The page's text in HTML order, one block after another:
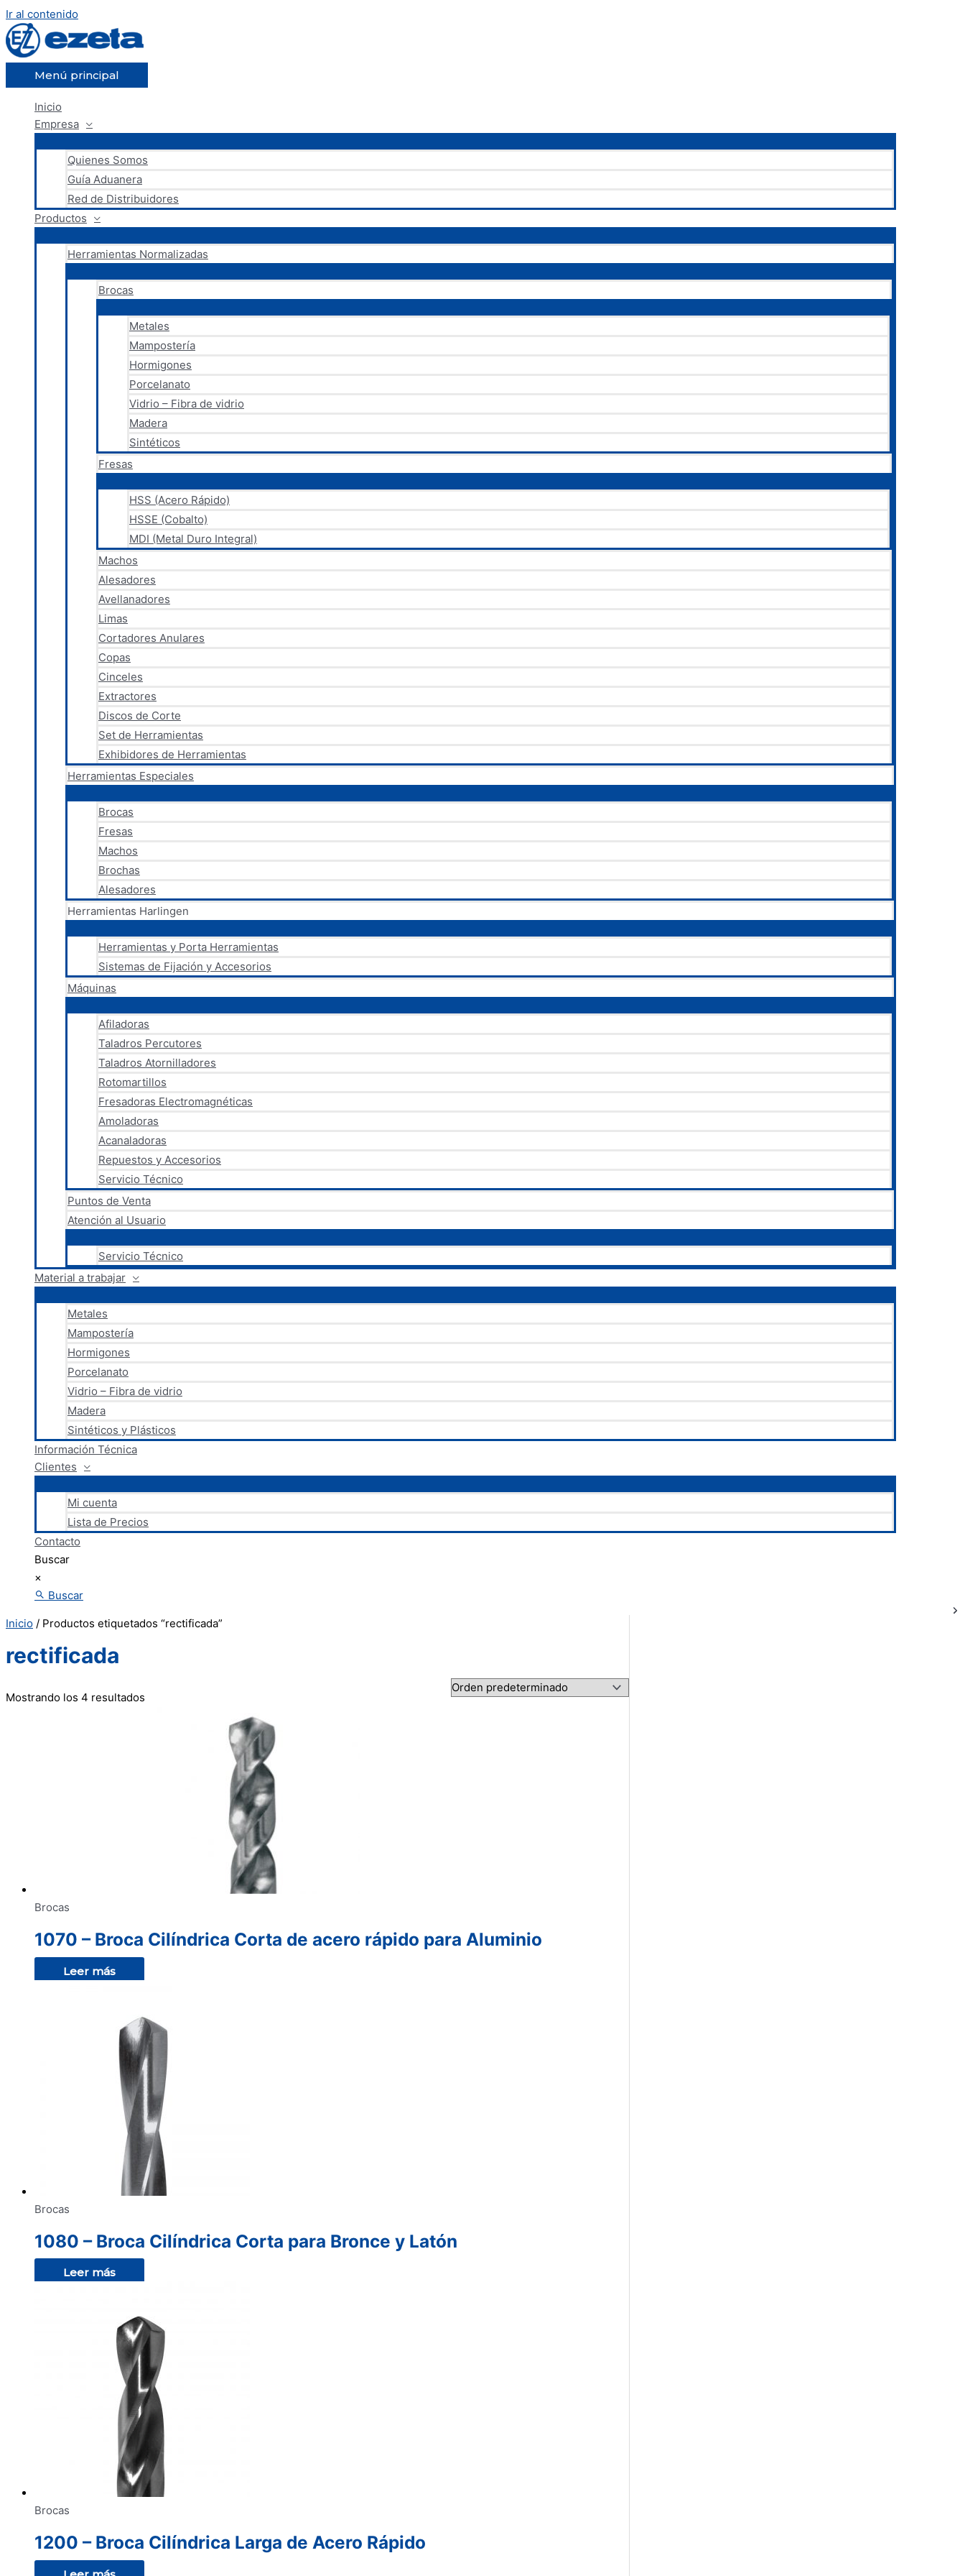
Ir al contenido
Menú principal
Inicio
Empresa
Quienes Somos
Guía Aduanera
Red de Distribuidores
Productos
Herramientas Normalizadas
Brocas
Metales
Mampostería
Hormigones
Porcelanato
Vidrio – Fibra de vidrio
Madera
Sintéticos
Fresas
HSS (Acero Rápido)
HSSE (Cobalto)
MDI (Metal Duro Integral)
Machos
Alesadores
Avellanadores
Limas
Cortadores Anulares
Copas
Cinceles
Extractores
Discos de Corte
Set de Herramientas
Exhibidores de Herramientas
Herramientas Especiales
Brocas
Fresas
Machos
Brochas
Alesadores
Herramientas Harlingen
Herramientas y Porta Herramientas
Sistemas de Fijación y Accesorios
Máquinas
Afiladoras
Taladros Percutores
Taladros Atornilladores
Rotomartillos
Fresadoras Electromagnéticas
Amoladoras
Acanaladoras
Repuestos y Accesorios
Servicio Técnico
Puntos de Venta
Atención al Usuario
Servicio Técnico
Material a trabajar
Metales
Mampostería
Hormigones
Porcelanato
Vidrio – Fibra de vidrio
Madera
Sintéticos y Plásticos
Información Técnica
Clientes
Mi cuenta
Lista de Precios
Contacto
Buscar
×
Buscar
Inicio / Productos etiquetados “rectificada”
rectificada
Mostrando los 4 resultados
Brocas
1070 – Broca Cilíndrica Corta de acero rápido para Aluminio
Leer más
Brocas
1080 – Broca Cilíndrica Corta para Bronce y Latón
Leer más
Brocas
1200 – Broca Cilíndrica Larga de Acero Rápido